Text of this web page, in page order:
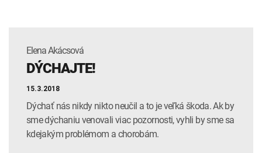
Elena Akácsová
DÝCHAJTE!
15.3.2018
Dýchať nás nikdy nikto neučil a to je veľká škoda. Ak by
sme dýchaniu venovali viac pozornosti, vyhli by sme sa
kdejakým problémom a chorobám.